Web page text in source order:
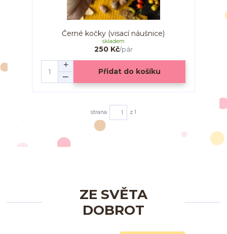
Černé kočky (visací náušnice)
250 Kč/pár
skladem
Přidat do košíku
strana z 1
ZE SVĚTA
DOBROT